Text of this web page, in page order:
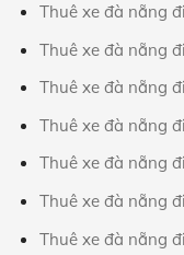
Thuê xe đà nẵng
Thuê xe đà nẵng
Thuê xe đà nẵng
Thuê xe đà nẵng
Thuê xe đà nẵng
Thuê xe đà nẵng
Thuê xe đà nẵng